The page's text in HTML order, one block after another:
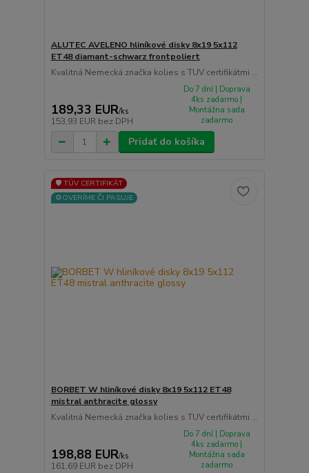
ALUTEC AVELENO hliníkové disky 8x19 5x112
ET48 diamant-schwarz frontpoliert
Kvalitná Nemecká značka kolies s TUV certifikátmi ...
189,33 EUR/ks
153,93 EUR bez DPH
Do 7 dní | Doprava
4ks zadarmo |
Montážna sada
zadarmo
Pridať do košíka
🛡️ TÜV CERTIFIKÁT
⚙️OVERÍME ČI PASUJE
BORBET W hliníkové disky 8x19 5x112 ET48
mistral anthracite glossy
Kvalitná Nemecká značka kolies s TUV certifikátmi ...
198,88 EUR/ks
161,69 EUR bez DPH
Do 7 dní | Doprava
4ks zadarmo |
Montážna sada
zadarmo